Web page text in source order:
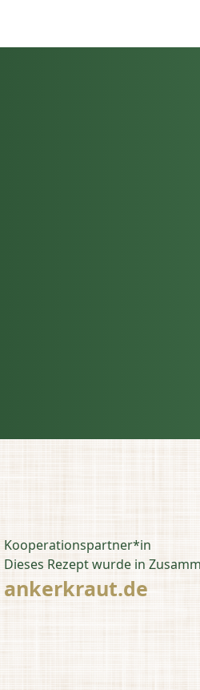
Kooperationspartner*in
Dieses Rezept wurde in
ankerkraut.de